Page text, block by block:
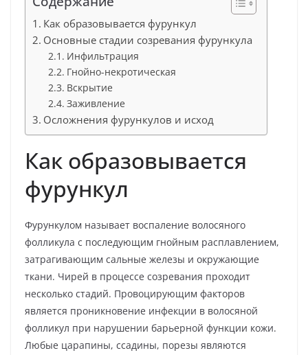
Как образовывается фурункул
Основные стадии созревания фурункула
Инфильтрация
Гнойно-некротическая
Вскрытие
Заживление
Осложнения фурункулов и исход
Как образовывается
фурункул
Фурункулом называет воспаление волосяного
фолликула с последующим гнойным расплавлением,
затрагивающим сальные железы и окружающие
ткани. Чирей в процессе созревания проходит
несколько стадий. Провоцирующим факторов
является проникновение инфекции в волосяной
фолликул при нарушении барьерной функции кожи.
Любые царапины, ссадины, порезы являются